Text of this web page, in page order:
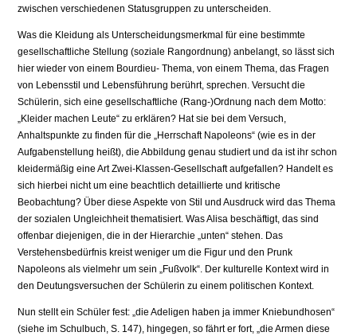
zwischen verschiedenen Statusgruppen zu unterscheiden.
Was die Kleidung als Unterscheidungsmerkmal für eine bestimmte
gesellschaftliche Stellung (soziale Rangordnung) anbelangt, so lässt sich
hier wieder von einem Bourdieu- Thema, von einem Thema, das Fragen
von Lebensstil und Lebensführung berührt, sprechen. Versucht die
Schülerin, sich eine gesellschaftliche (Rang-)Ordnung nach dem Motto:
„Kleider machen Leute“ zu erklären? Hat sie bei dem Versuch,
Anhaltspunkte zu finden für die „Herrschaft Napoleons“ (wie es in der
Aufgabenstellung heißt), die Abbildung genau studiert und da ist ihr schon
kleidermäßig eine Art Zwei-Klassen-Gesellschaft aufgefallen? Handelt es
sich hierbei nicht um eine beachtlich detaillierte und kritische
Beobachtung? Über diese Aspekte von Stil und Ausdruck wird das Thema
der sozialen Ungleichheit thematisiert. Was Alisa beschäftigt, das sind
offenbar diejenigen, die in der Hierarchie „unten“ stehen. Das
Verstehensbedürfnis kreist weniger um die Figur und den Prunk
Napoleons als vielmehr um sein „Fußvolk“. Der kulturelle Kontext wird in
den Deutungsversuchen der Schülerin zu einem politischen Kontext.
Nun stellt ein Schüler fest: „die Adeligen haben ja immer Kniebundhosen“
(siehe im Schulbuch, S. 147), hingegen, so fährt er fort, „die Armen diese